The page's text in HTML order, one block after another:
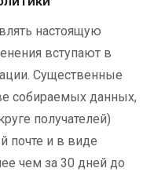
настоящую
вступают в
Существенные
собираемых данных,
получателей)
почте и в виде
чем за 30 дней до